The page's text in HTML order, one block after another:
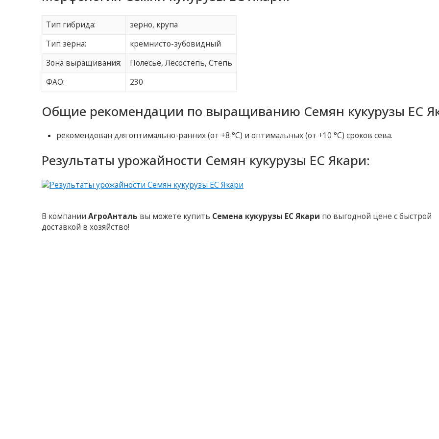
Тип гибрида:
зерно, крупа
Тип зерна:
кремнисто-зубовидный
Зона выращивания:
Полесье, Лесостепь, Степь
ФАО:
230
Общие рекомендации по выращиванию Семян кукурузы ЕС
рекомендован для оптимально-ранних (от +8 °C) и оптимальных (от +10 °C) сроков сева.
Результаты урожайности Семян кукурузы ЕС Якари:
В компанииАгроАнталь вы можете купить Семена кукурузы ЕС Якари по выгодной цене с быстрой
доставкой в хозяйство!